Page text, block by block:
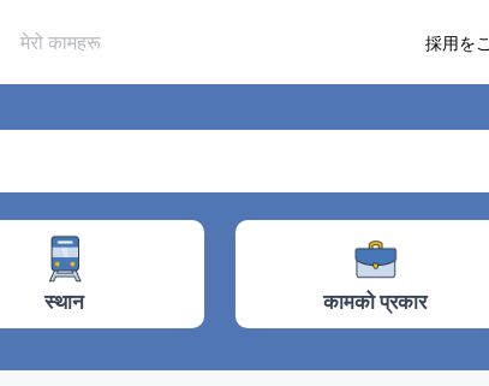
मेरो कामहरू 採用を
स्थान कामको प्रकार